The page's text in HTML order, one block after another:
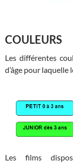
COULEURS
Les différentes
d’âge pour laquelle
Les films